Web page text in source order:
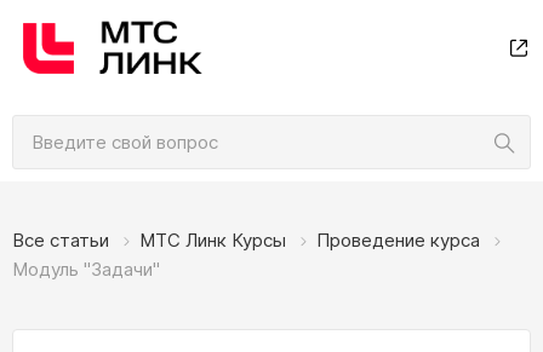
Все статьи МТС Линк Курсы
Проведение курса
Модуль "Задачи"